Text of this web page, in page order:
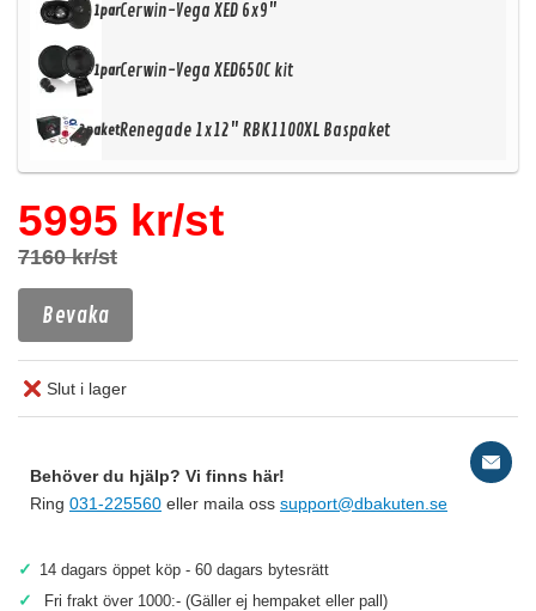
1parCerwin-Vega XED 6x9"
1parCerwin-Vega XED650C kit
2paketRenegade 1x12" RBK1100XL Baspaket
5995 kr/st
7160 kr/st
Bevaka
Slut i lager
Behöver du hjälp? Vi finns här!
Ring 031-225560 eller maila oss support@dbakuten.se
✓ 14 dagars öppet köp - 60 dagars bytesrätt
✓ Fri frakt över 1000:- (Gäller ej hempaket eller pall)